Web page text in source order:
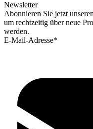
Newsletter
Abonnieren Sie jetzt
um rechtzeitig über neue
werden.
E-Mail-Adresse*